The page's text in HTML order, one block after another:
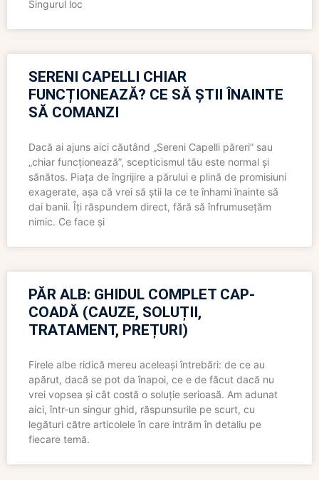
Singurul loc
SERENI CAPELLI CHIAR
FUNCȚIONEAZĂ? CE SĂ ȘTII ÎNAINTE
SĂ COMANZI
Dacă ai ajuns aici căutând „Sereni Capelli păreri” sau
„chiar funcționează”, scepticismul tău este normal și
sănătos. Piața de îngrijire a părului e plină de promisiuni
exagerate, așa că vrei să știi la ce te înhami înainte să
dai banii. Îți răspundem direct, fără să înfrumusețăm
nimic. Ce face și
PĂR ALB: GHIDUL COMPLET CAP-
COADĂ (CAUZE, SOLUȚII,
TRATAMENT, PREȚURI)
Firele albe ridică mereu aceleași întrebări: de ce au
apărut, dacă se pot da înapoi, ce e de făcut dacă nu
vrei vopsea și cât costă o soluție serioasă. Am adunat
aici, într-un singur ghid, răspunsurile pe scurt, cu
legături către articolele în care intrăm în detaliu pe
fiecare temă.